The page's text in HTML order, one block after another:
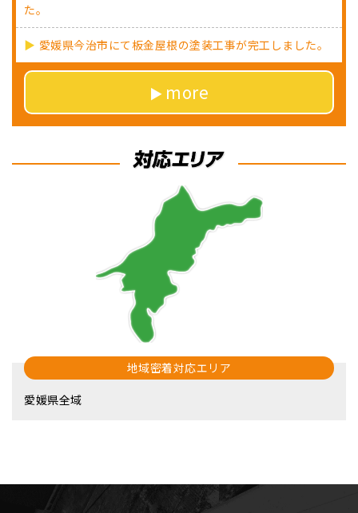
た。
愛媛県今治市にて板金屋根の塗装工事が完工しました。
more
地域密着対応エリア
愛媛県全域